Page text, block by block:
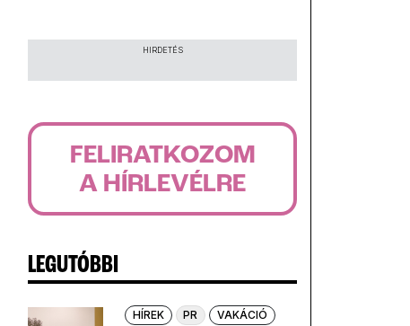
HIRDETÉS
FELIRATKOZOM
A HÍRLEVÉLRE
LEGUTÓBBI
HÍREK PR VAKÁCIÓ